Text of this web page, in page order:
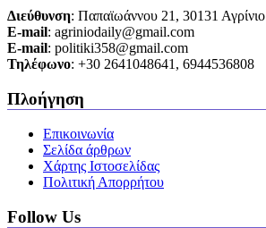
Διεύθυνση: Παπαϊωάννου 21, 30131 Αγρίνιο
Ε-mail: agriniodaily@gmail.com
Ε-mail: politiki358@gmail.com
Τηλέφωνο: +30 2641048641, 6944536808
Πλοήγηση
Επικοινωνία
Σελίδα άρθρων
Χάρτης Ιστοσελίδας
Πολιτική Απορρήτου
Follow Us